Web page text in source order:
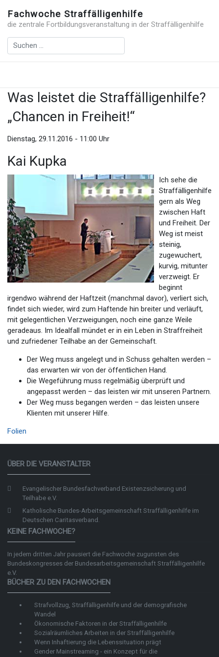
Fachwoche Straffälligenhilfe
die zentrale Fortbildungsveranstaltung in der Straffälligenhilfe
Was leistet die Straffälligenhilfe?
„Chancen in Freiheit!“
Dienstag, 29.11.2016 - 11:00 Uhr
Kai Kupka
Ich sehe die
Straffälligenhilfe
gern als Weg
zwischen Haft
und Freiheit. Der
Weg ist meist
steinig,
zugewuchert,
kurvig, mitunter
verzweigt. Er
beginnt
irgendwo während der Haftzeit (manchmal davor), verliert sich,
findet sich wieder, wird zum Haftende hin breiter und verläuft,
mit gelegentlichen Verzweigungen, noch eine ganze Weile
geradeaus. Im Idealfall mündet er in ein Leben in Straffreiheit
und zufriedener Teilhabe an der Gemeinschaft.
Der Weg muss angelegt und in Schuss gehalten werden –
das erwarten wir von der öffentlichen Hand.
Die Wegeführung muss regelmäßig überprüft und
angepasst werden – das leisten wir mit unseren Partnern.
Der Weg muss begangen werden – das leisten unsere
Klienten mit unserer Hilfe.
Folien
ÜBER DIE VERANSTALTER
Evangelischer Bundesfachverband Existenzsicherung und
Teilhabe e.V.
Katholische Bundes-Arbeitsgemeinschaft Straffälligenhilfe im
Deutschen Caritasverband.
KEINE FACHWOCHE?
In jedem dritten Jahr pausiert die Fachwoche zugunsten des
Bundeskongresses der Bundesarbeitsgemeinschaft Straffälligenhilfe
e.V.
BÜCHER ZU DEN FACHWOCHEN
Strafvollzug, Straffälligenhilfe und der demografische
Wandel
Ökonomische Faktoren in der Straffälligenhilfe
Sozialräumliches Arbeiten in der Straffälligenhilfe
Wenn Inhaftierung die Lebenssituation prägt
Gender Mainstreaming - ein Konzept für die